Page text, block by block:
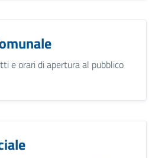
e orari di apertura al pubblico